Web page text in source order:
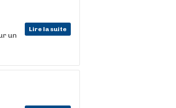
Lire la suite
un